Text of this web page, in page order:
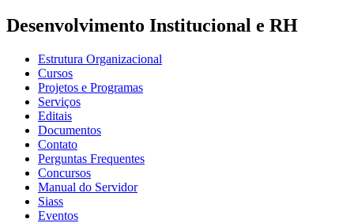
Desenvolvimento Institucional e RH
Estrutura Organizacional
Cursos
Projetos e Programas
Serviços
Editais
Documentos
Contato
Perguntas Frequentes
Concursos
Manual do Servidor
Siass
Eventos